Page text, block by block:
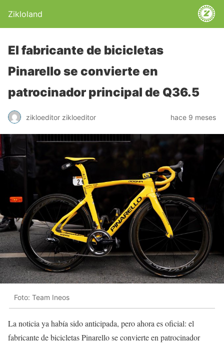
Zikloland
El fabricante de bicicletas
Pinarello se convierte en
patrocinador principal de Q36.5
zikloeditor zikloeditor hace 9 meses
Foto: Team Ineos
La noticia ya había sido anticipada, pero ahora es oficial: el
fabricante de bicicletas Pinarello se convierte en patrocinador